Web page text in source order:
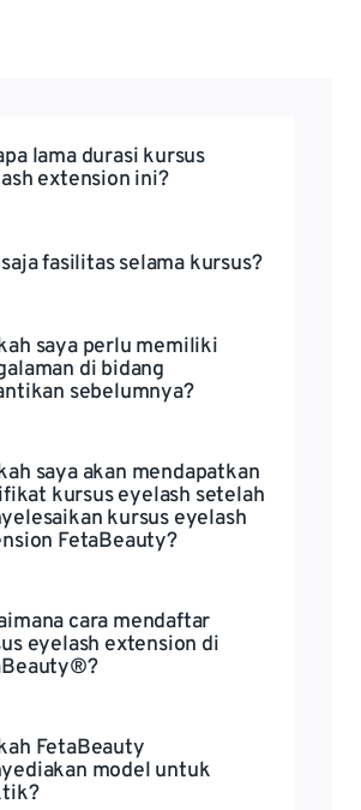
lama durasi kursus
extension ini?
fasilitas selama kursus?
saya perlu memiliki
di bidang
sebelumnya?
saya akan mendapatkan
kursus eyelash setelah
kursus eyelash
FetaBeauty?
cara mendaftar
eyelash extension di
FetaBeauty
model untuk